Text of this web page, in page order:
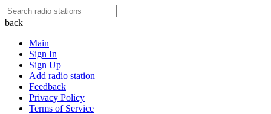
back
Main
Sign In
Sign Up
Add radio station
Feedback
Privacy Policy
Terms of Service